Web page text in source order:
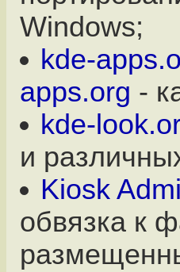
Windows;
kde-
apps.org -
kde-
и
Kiosk
обвязка к